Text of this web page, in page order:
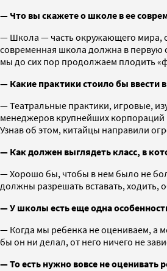
— Что вы скажете о школе в ее
— Школа — часть окружающего мира,
современная школа должна в первую
мы до сих пор продолжаем плодить
— Какие практики стоило бы ввести
— Театральные практики, игровые,
менеджеров крупнейших корпораций
Узнав об этом, китайцы направили
— Как должен выглядеть класс, в
— Хорошо бы, чтобы в нем было не
должны разрешать вставать, ходить,
— У школы есть еще одна
— Когда мы ребенка не оцениваем, а
бы он ни делал, от него ничего не
— То есть нужно вовсе не оценивать